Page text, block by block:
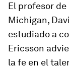
El profesor
Michigan,
estudiado a
Ericsson
la fe en el